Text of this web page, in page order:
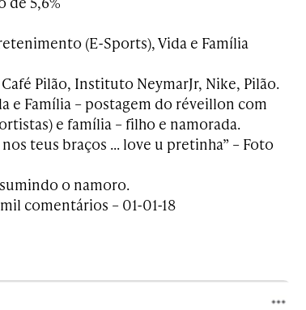
(E-Sports), Vida e Família
Pilão, Instituto NeymarJr, Nike, Pilão.
e Família – postagem do réveillon com
e família – filho e namorada.
teus braços … love u pretinha” – Foto
o namoro.
comentários – 01-01-18